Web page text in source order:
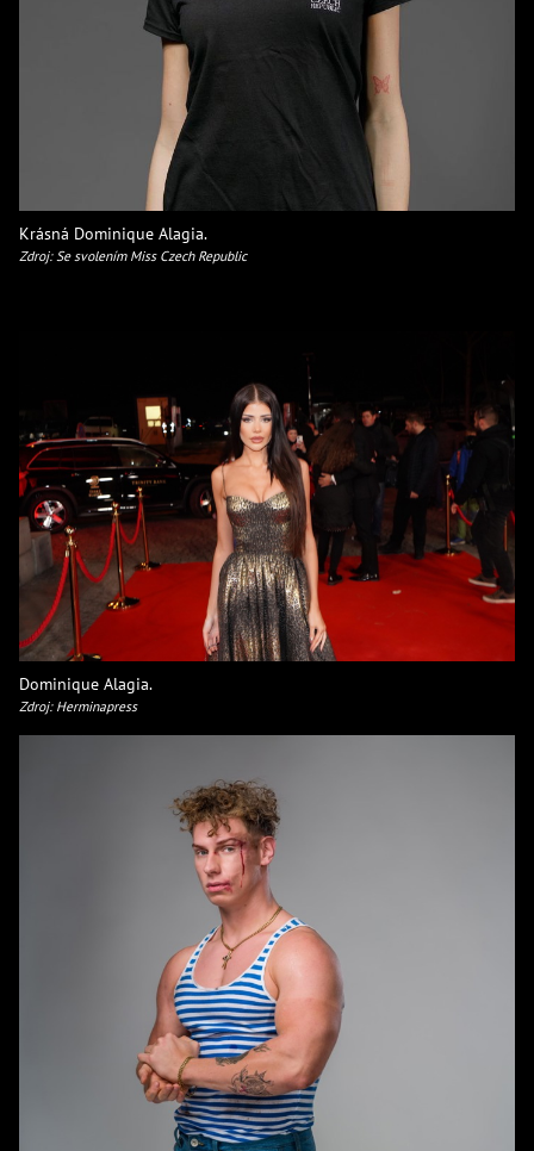
Krásná Dominique Alagia.
Zdroj: Se svolením Miss Czech Republic
Dominique Alagia.
Zdroj: Herminapress